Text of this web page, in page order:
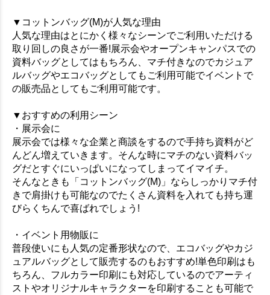
▼コットンバッグ(M)が人気な理由
人気な理由はとにかく様々なシーンでご利用いただける
取り回しの良さが一番!展示会やオープンキャンパスでの
資料バッグとしてはもちろん、マチ付きなのでカジュア
ルバッグやエコバッグとしてもご利用可能でイベントで
の販売品としてもご利用可能です。
▼おすすめの利用シーン
・展示会に
展示会では様々な企業と商談をするので手持ち資料がど
んどん増えていきます。そんな時にマチのない資料バッ
グだとすぐにいっぱいになってしまってイマイチ。
そんなときも「コットンバッグ(M)」ならしっかりマチ付
きで肩掛けも可能なのでたくさん資料を入れても持ち運
びらくちんで喜ばれでしょう!
・イベント用物販に
普段使いにも人気の定番形状なので、エコバッグやカジ
ュアルバッグとして販売するのもおすすめ!単色印刷はも
ちろん、フルカラー印刷にも対応しているのでアーティ
ストやオリジナルキャラクターを印刷することも可能で